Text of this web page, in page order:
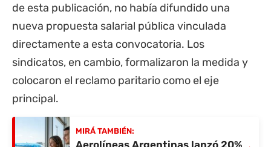
de esta publicación, no había difundido una
nueva propuesta salarial pública vinculada
directamente a esta convocatoria. Los
sindicatos, en cambio, formalizaron la medida y
colocaron el reclamo paritario como el eje
principal.
MIRÁ TAMBIÉN: